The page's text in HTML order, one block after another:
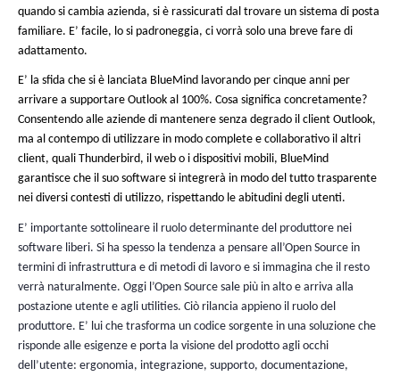
produttore potrà essere in grado di rilevare e correggere le
lato dei software liberi, la costante vigilanza dei contributori
garantire di rispondere più rapidamente all’attacco.
In materia di sicurezza soprattutto, l’Open Source offre
trasparenza e di audit che le soluzioni proprietarie non
codice sorgente è visibile a tutti, il software non ha “back
né comportamenti indesiderati o comunque nascosti. Si può
l’Open Source è portatore di confidenza. Del resto quando
voluto dotarsi di un software per l’analisi di impatto sulla
dati, in conseguenza del RGPD,ha logicamente
software libero.
Possiamo prendere l’esempio più comune del vostro SI
passano milioni di informazioni sensibili e che le aziende